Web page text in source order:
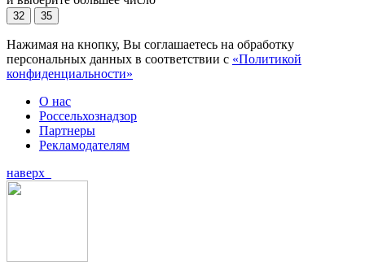
32 35
Нажимая на кнопку, Вы соглашаетесь на обработку
персональных данных в соответствии с «Политикой
конфиденциальности»
О нас
Россельхознадзор
Партнеры
Рекламодателям
наверх